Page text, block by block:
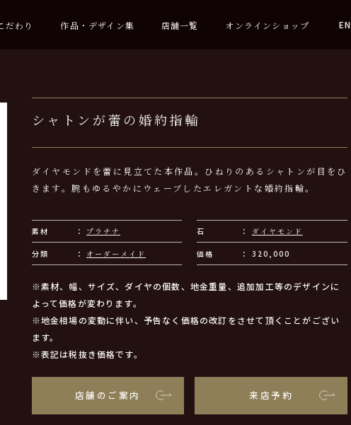
だわり 作品・デザイン集 店舗一覧 オンラインショップ EN
シャトンが蕾の婚約指輪
ダイヤモンドを蕾に見立てた本作品。ひねりのあるシャトンが目をひ
きます。腕もゆるやかにウェーブしたエレガントな婚約指輪。
素材 プラチナ 石 ダイヤモンド
分類 オーダーメイド 価格 320,000
※素材、幅、サイズ、ダイヤの個数、地金重量、追加加工等のデザインに
よって価格が変わります。
※地金相場の変動に伴い、予告なく価格の改訂をさせて頂くことがござい
ます。
※表記は税抜き価格です。
店舗のご案内 来店予約